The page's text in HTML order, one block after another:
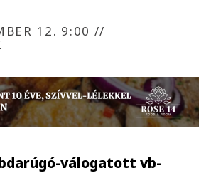
12. 9:00 //
válogatott vb-